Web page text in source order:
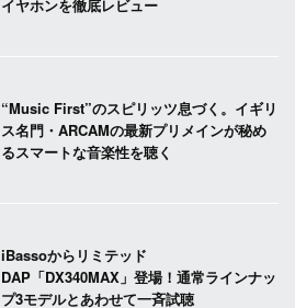
イヤホンを徹底レビュー
“Music First”のスピリッツ息づく。イギリ
ス名門・ARCAMの最新プリメインが秘め
るスマートな音楽性を聴く
iBassoからリミテッド
DAP「DX340MAX」登場！通常ラインナッ
プ3モデルとあわせて一斉試聴